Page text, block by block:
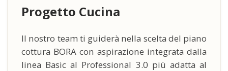
Progetto Cucina
Il nostro team ti guiderà nella scelta del piano
cottura BORA con aspirazione integrata dalla
linea Basic al Professional 3.0 più adatta al